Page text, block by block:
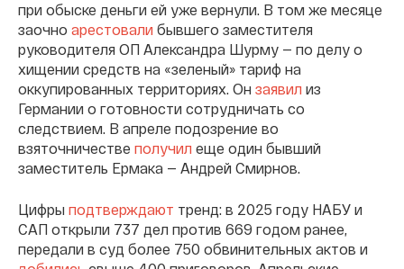
при обыске деньги ей уже вернули. В том же месяце
заочно арестовали бывшего заместителя
руководителя ОП Александра Шурму — по делу о
хищении средств на «зеленый» тариф на
оккупированных территориях. Он заявил из
Германии о готовности сотрудничать со
следствием. В апреле подозрение во
взяточничестве получил еще один бывший
заместитель Ермака — Андрей Смирнов.
Цифры подтверждают тренд: в 2025 году НАБУ и
САП открыли 737 дел против 669 годом ранее,
передали в суд более 750 обвинительных актов и